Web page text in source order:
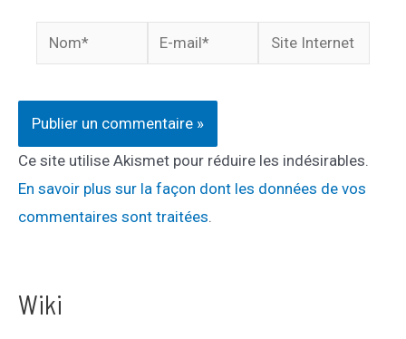
Wiki
Nom*
mail*
Site
Internet
Ce site utilise Akismet pour réduire les indésirables.
En savoir plus sur la façon dont les données de vos
commentaires sont traitées.